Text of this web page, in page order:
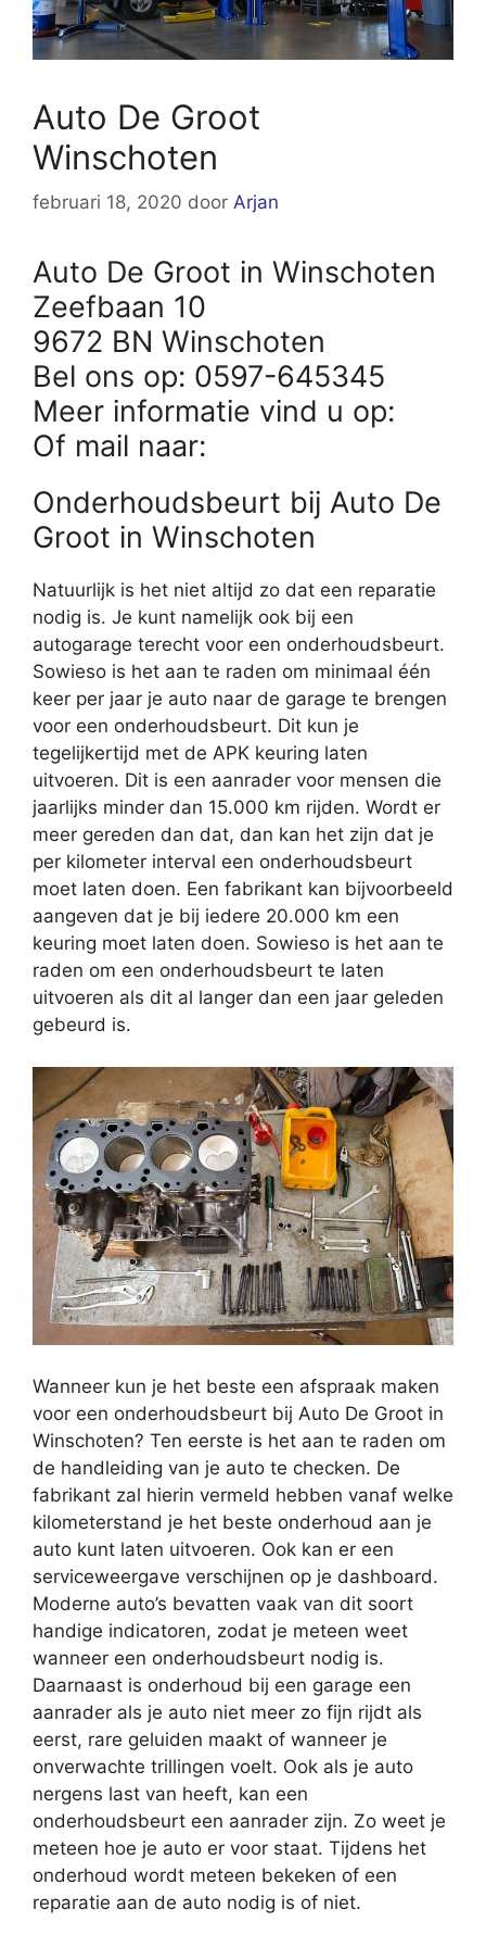
Auto De Groot
Winschoten
februari 18, 2020 door Arjan
Auto De Groot in Winschoten
Zeefbaan 10
9672 BN Winschoten
Bel ons op: 0597-645345
Meer informatie vind u op:
Of mail naar:
Onderhoudsbeurt bij Auto De
Groot in Winschoten
Natuurlijk is het niet altijd zo dat een reparatie
nodig is. Je kunt namelijk ook bij een
autogarage terecht voor een onderhoudsbeurt.
Sowieso is het aan te raden om minimaal één
keer per jaar je auto naar de garage te brengen
voor een onderhoudsbeurt. Dit kun je
tegelijkertijd met de APK keuring laten
uitvoeren. Dit is een aanrader voor mensen die
jaarlijks minder dan 15.000 km rijden. Wordt er
meer gereden dan dat, dan kan het zijn dat je
per kilometer interval een onderhoudsbeurt
moet laten doen. Een fabrikant kan bijvoorbeeld
aangeven dat je bij iedere 20.000 km een
keuring moet laten doen. Sowieso is het aan te
raden om een onderhoudsbeurt te laten
uitvoeren als dit al langer dan een jaar geleden
gebeurd is.
Wanneer kun je het beste een afspraak maken
voor een onderhoudsbeurt bij Auto De Groot in
Winschoten? Ten eerste is het aan te raden om
de handleiding van je auto te checken. De
fabrikant zal hierin vermeld hebben vanaf welke
kilometerstand je het beste onderhoud aan je
auto kunt laten uitvoeren. Ook kan er een
serviceweergave verschijnen op je dashboard.
Moderne auto’s bevatten vaak van dit soort
handige indicatoren, zodat je meteen weet
wanneer een onderhoudsbeurt nodig is.
Daarnaast is onderhoud bij een garage een
aanrader als je auto niet meer zo fijn rijdt als
eerst, rare geluiden maakt of wanneer je
onverwachte trillingen voelt. Ook als je auto
nergens last van heeft, kan een
onderhoudsbeurt een aanrader zijn. Zo weet je
meteen hoe je auto er voor staat. Tijdens het
onderhoud wordt meteen bekeken of een
reparatie aan de auto nodig is of niet.